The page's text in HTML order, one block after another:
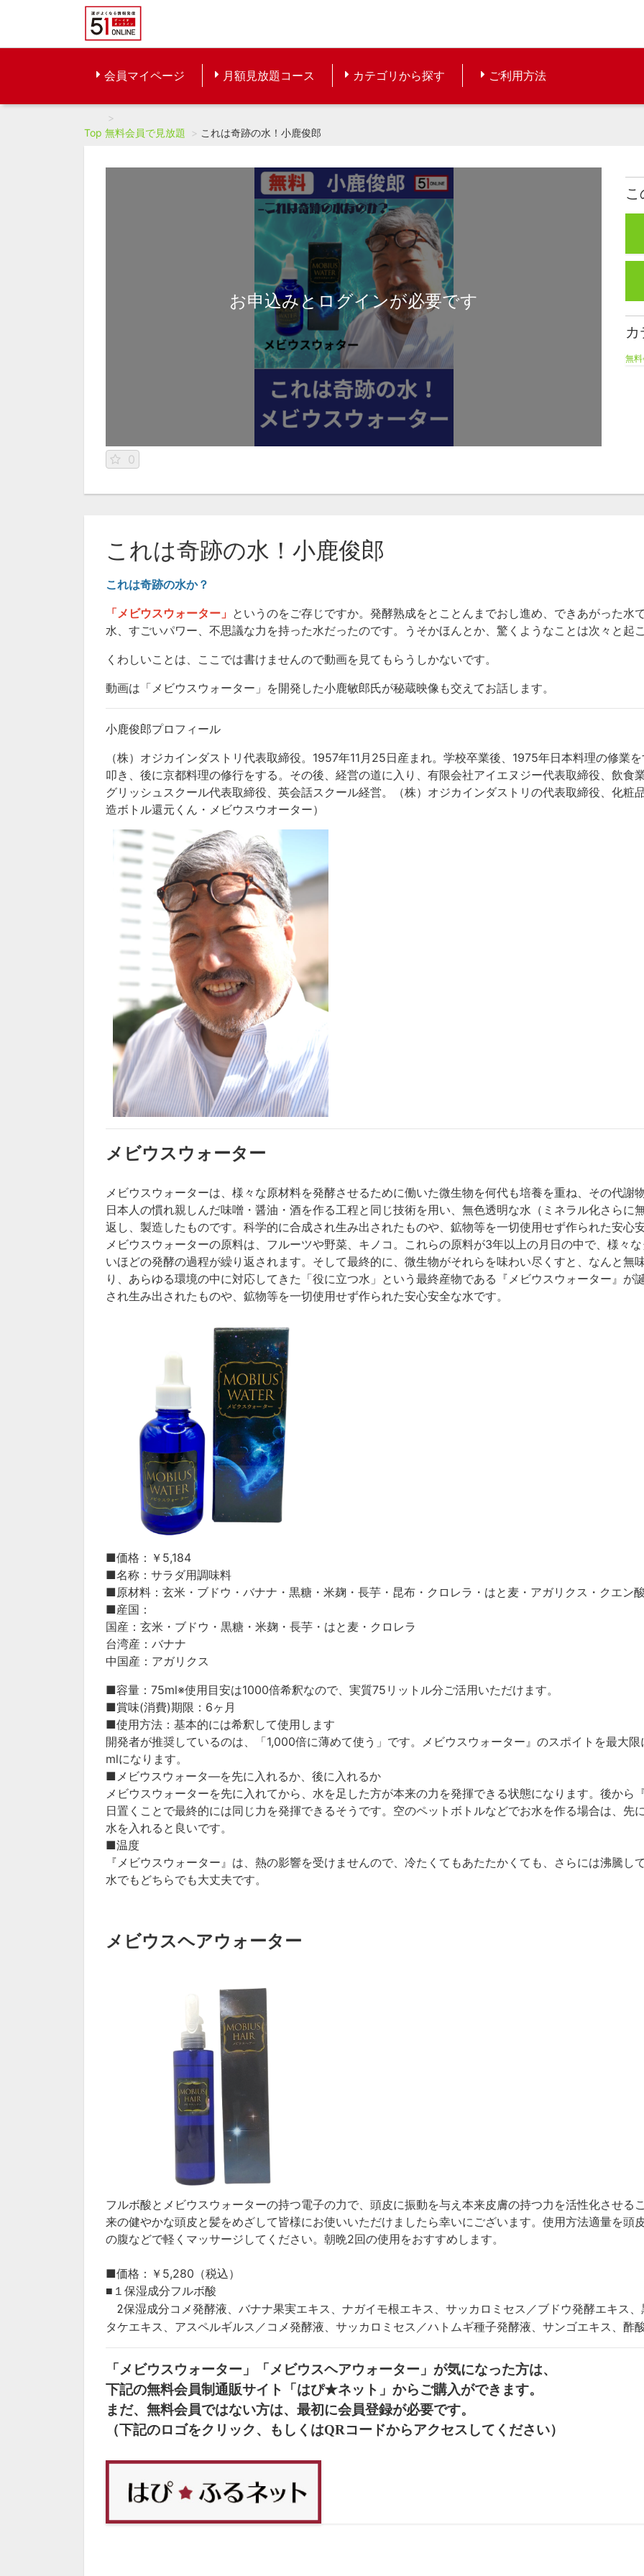
会員マイページ 月額見放題コース カテゴリから探す ご利用方法
Top 無料会員で見放題 これは奇跡の水！小鹿俊郎
お申込みとログインが必要です
0
カ
無
これは奇跡の水！小鹿俊郎
これは奇跡の水か？
「メビウスウォーター」 というのをご存じですか。発酵熟成をとことんまでおし進め、できあがった水
水、すごいパワー、不思議な力を持った水だったのです。うそかほんとか、驚くようなことは次々と起
くわしいことは、ここでは書けませんので動画を見てもらうしかないです。
動画は「メビウスウォーター」を開発した小鹿敏郎氏が秘蔵映像も交えてお話します。
小鹿俊郎プロフィール
（株）オジカインダストリ代表取締役。 1957年11月 25日産まれ。学校卒業後、 1975年日本料理の修業
叩き、後に京都料理の修行をする。その後、経営の道に入り、有限会社アイエヌジー代表取締役、飲食
グリッシュスクール代表取締役、英会話スクール経営。（株）オジカインダストリの代表取締役、化粧
造ボトル還元くん・メビウスウオーター）
メビウスウォーター
メビウスウォーターは、様々な原材料を発酵させるために働いた微生物を何代も培養を重ね、その代謝
日本人の慣れ親しんだ味噌・醤油・酒を作る工程と同じ技術を用い、無色透明な水（ミネラル化さらに
返し、製造したものです。科学的に合成され生み出されたものや、鉱物等を一切使用せず作られた安心
メビウスウォーターの原料は、フルーツや野菜、キノコ。これらの原料が3年以上の月日の中で、様々
いほどの発酵の過程が繰り返されます。そして最終的に、微生物がそれらを味わい尽くすと、なんと無
り、あらゆる環境の中に対応してきた「役に立つ水」という最終産物である『メビウスウォーター』が
され生み出されたものや、鉱物等を一切使用せず作られた安心安全な水です。
■価格：￥5,184
■名称：サラダ用調味料
■原材料：玄米・ブドウ・バナナ・黒糖・米麹・長芋・昆布・クロレラ・はと麦・アガリクス・クエ
■産国：
国産：玄米・ブドウ・黒糖・米麹・長芋・はと麦・クロレラ
台湾産：バナナ
中国産：アガリクス
■容量： 75ml※使用目安は1000倍希釈なので、実質75 リットル分ご活用いただけます。
■賞味(消費)期限： 6ヶ月
■使用方法：基本的には希釈して使用します
開発者が推奨しているのは、「1,000倍に薄めて使う」です。メビウスウォーター』のスポイトを最大
mlになります。
■メビウスウォータ―を先に入れるか、後に入れるか
メビウスウォーターを先に入れてから、水を足した方が本来の力を発揮できる状態になります。後か
日置くことで最終的には同じ力を発揮できるそうです。空のペットボトルなどでお水を作る場合は、先
水を入れると良いです。
■温度
『メビウスウォーター』は、熱の影響を受けませんので、冷たくてもあたたかくても、さらには沸騰
水でもどちらでも大丈夫です。
メビウスヘアウォーター
フルボ酸とメビウスウォーターの持つ電子の力で、頭皮に振動を与え本来皮膚の持つ力を活性化させる
来の健やかな頭皮と髪をめざして皆様にお使いいただけましたら幸いにございます。使用方法適量を頭
の腹などで軽くマッサージしてください。朝晩2回の使用をおすすめします。
■価格：￥5,280（税込）
■１保湿成分フルボ酸
2保湿成分コメ発酵液、バナナ果実エキス、ナガイモ根エキス、サッカロミセス／ブドウ発酵エキス
タケエキス、アスペルギルス／コメ発酵液、サッカロミセス／ハトムギ種子発酵液、サンゴエキス、酢
「メビウスウォーター」「メビウスヘアウォーター」が気になった方は、
下記の無料会員制通販サイト「はぴ★ネット」からご購入ができます。
まだ、無料会員ではない方は、最初に会員登録が必要です。
（下記のロゴをクリック、もしくはQRコードからアクセスしてください）